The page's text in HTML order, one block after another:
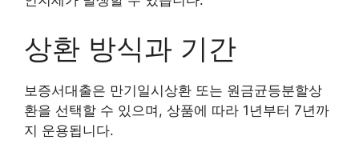
상환 방식과 기간
보증서대출은 만기일시상환 또는 원금균등분할상
환을 선택할 수 있으며, 상품에 따라 1년부터 7년까
지 운용됩니다.